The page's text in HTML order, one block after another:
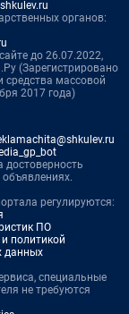
органов:
до 26.07.2022,
(Зарегистрировано
средства массовой
2017 года)
достоверность
регулируются:
ПО
политикой
данных
специальные
не требуются